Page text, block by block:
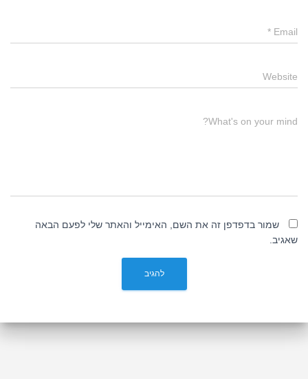
Email
*
Website
What's on your mind?
שמור בדפדפן זה את השם, האימייל והאתר שלי לפעם הבאה
שאגיב.